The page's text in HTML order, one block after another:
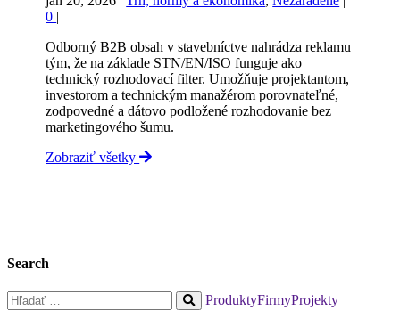
0 |
Odborný B2B obsah v stavebníctve nahrádza reklamu
tým, že na základe STN/EN/ISO funguje ako
technický rozhodovací filter. Umožňuje projektantom,
investorom a technickým manažérom porovnateľné,
zodpovedné a dátovo podložené rozhodovanie bez
marketingového šumu.
Zobraziť všetky
Search
Hľadať:
ProduktyFirmyProjekty